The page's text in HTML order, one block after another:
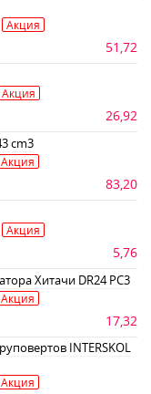
Акция
51,72
Акция
26,92
cm3
Акция
83,20
Акция
5,76
Хитачи DR24 PC3
Акция
17,32
INTERSKOL
Акция